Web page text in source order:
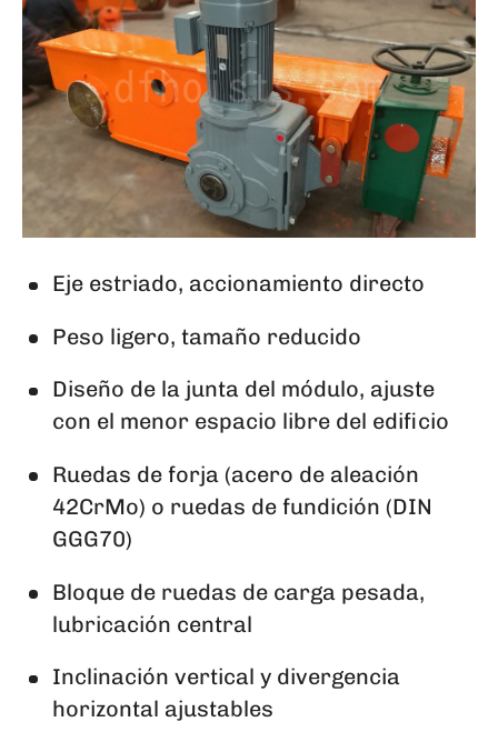
Eje estriado, accionamiento directo
Peso ligero, tamaño reducido
Diseño de la junta del módulo, ajuste
con el menor espacio libre del edificio
Ruedas de forja (acero de aleación
42CrMo) o ruedas de fundición (DIN
GGG70)
Bloque de ruedas de carga pesada,
lubricación central
Inclinación vertical y divergencia
horizontal ajustables